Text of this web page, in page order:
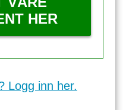
HER
Logg inn her.